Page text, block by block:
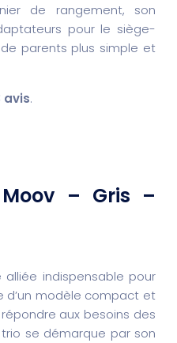
de rangement, son
pour le siège-
parents plus simple et
avis.
– Gris –
alliée indispensable pour
d’un modèle compact et
aux besoins des
se démarque par son